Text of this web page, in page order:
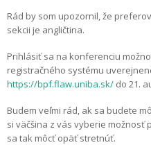
Rád by som upozornil, že
sekcii je angličtina.
Prihlásiť sa na konferenciu
registračného systému
https://bpf.flaw.uniba.sk/ do 21.
Budem veľmi rád, ak sa budete
si väčšina z vás vyberie
sa tak môcť opäť stretnúť.